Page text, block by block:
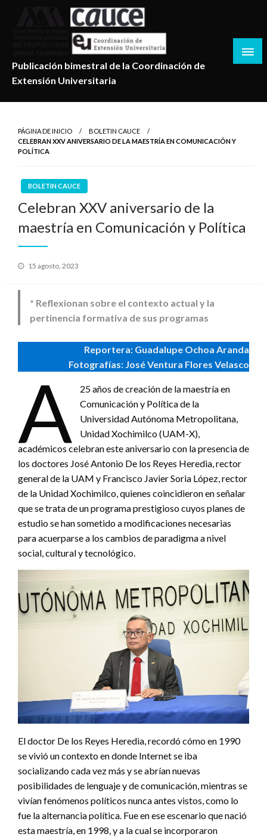
Publicación bimestral de la Coordinación de
Extensión Universitaria
PÁGINA DE INICIO
BOLETIN CAUCE
CELEBRAN XXV ANIVERSARIO DE LA MAESTRÍA EN COMUNICACIÓN Y
POLÍTICA
BOLETIN CAUCE
Celebran XXV aniversario de la
maestría en Comunicación y Política
Publicado
15 agosto, 2023
* Reflexionan sobre el contexto actual y la
pertinencia formativa de sus programas
Reportera: Guadalupe Ochoa Aranda
Fotografías: José Ventura Flores Velasco
A
25 años de creación de la maestría en
Comunicación y Política de la
Universidad Autónoma Metropolitana,
Unidad Xochimilco (UAM-X),
académicos celebran este aniversario con la presencia de
los doctores José Antonio De los Reyes Heredia, rector
general de la UAM y Francisco Javier Soria López, rector
de la Unidad Xochimilco, quienes coincidieron en señalar
que se trata de un programa prestigioso cuyos planes de
estudio se han sometido a modificaciones necesarias
para acuerparse a los cambios de paradigma a nivel
social, cultural y tecnológico.
El doctor De los Reyes Heredia, recordó cómo en 1990
se vivió un contexto en donde Internet se iba
socializando cada vez más y se abrían nuevas
posibilidades de lenguaje y de comunicación, mientras se
vivían fenómenos políticos nunca antes vistos, como lo
fue la alternancia política. Fue en ese escenario que nació
esta maestría, en 1998, y a la cual se incorporaron